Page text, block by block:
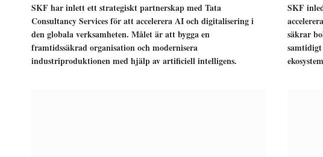
SKF har inlett ett strategiskt partnerskap med Tata
Consultancy Services för att accelerera AI och digitalisering i
den globala verksamheten. Målet är att bygga en
framtidssäkrad organisation och modernisera
industriproduktionen med hjälp av artificiell intelligens.
SKF
säkrar